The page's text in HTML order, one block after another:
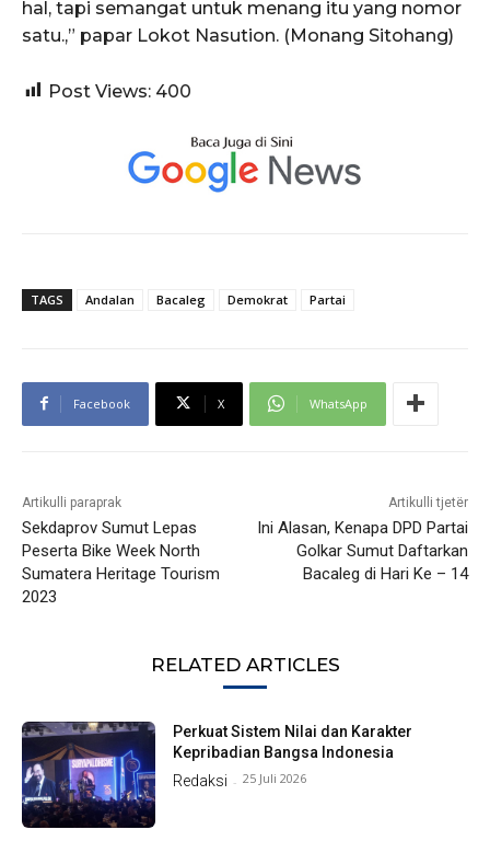
hal, tapi semangat untuk menang itu yang nomor
satu.,” papar Lokot Nasution. (Monang Sitohang)
Post Views: 400
TAGS Andalan Bacaleg Demokrat Partai
Facebook X WhatsApp
Artikulli paraprak
Sekdaprov Sumut Lepas
Peserta Bike Week North
Sumatera Heritage Tourism
2023
Artikulli tjetër
Ini Alasan, Kenapa DPD Partai
Golkar Sumut Daftarkan
Bacaleg di Hari Ke – 14
RELATED ARTICLES
Perkuat Sistem Nilai dan Karakter
Kepribadian Bangsa Indonesia
Redaksi - 25 Juli 2026